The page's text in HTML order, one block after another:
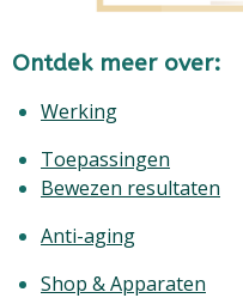
Ontdek meer over:
Werking
Toepassingen
Bewezen resultaten
Anti-aging
Shop & Apparaten